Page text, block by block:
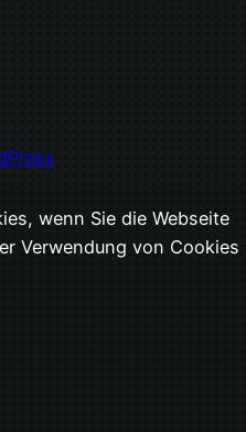
wenn Sie die Webseite
Verwendung von Cookies